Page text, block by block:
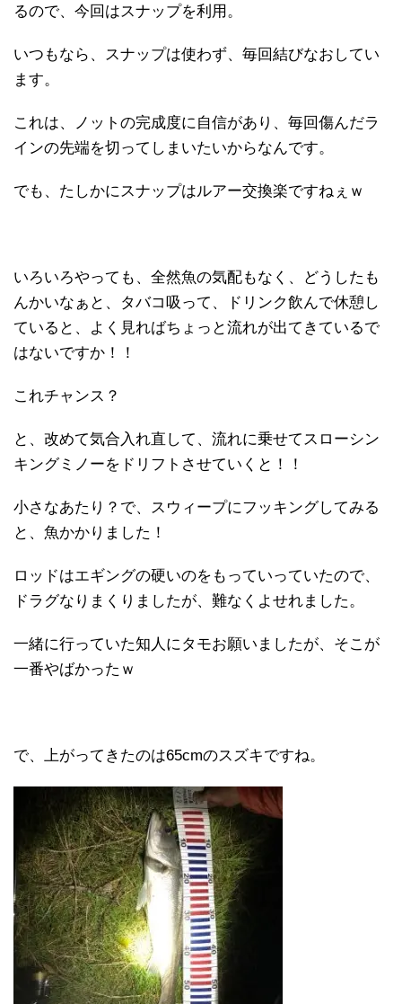
るので、今回はスナップを利用。
いつもなら、スナップは使わず、毎回結びなおしてい
ます。
これは、ノットの完成度に自信があり、毎回傷んだラ
インの先端を切ってしまいたいからなんです。
でも、たしかにスナップはルアー交換楽ですねぇｗ
いろいろやっても、全然魚の気配もなく、どうしたも
んかいなぁと、タバコ吸って、ドリンク飲んで休憩し
ていると、よく見ればちょっと流れが出てきているで
はないですか！！
これチャンス？
と、改めて気合入れ直して、流れに乗せてスローシン
キングミノーをドリフトさせていくと！！
小さなあたり？で、スウィープにフッキングしてみる
と、魚かかりました！
ロッドはエギングの硬いのをもっていっていたので、
ドラグなりまくりましたが、難なくよせれました。
一緒に行っていた知人にタモお願いましたが、そこが
一番やばかったｗ
で、上がってきたのは65cmのスズキですね。